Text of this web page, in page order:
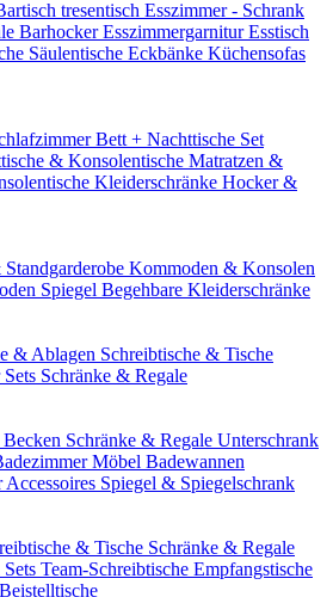
tresentisch Esszimmer - Schrank
BarhockerEsszimmergarniturEsstisch
Säulentische Eckbänke Küchensofas
Bett + Nachttische Set
& Konsolentische Matratzen &
Kleiderschränke Hocker &
Kommoden & Konsolen
Spiegel Begehbare Kleiderschränke
& Ablagen Schreibtische & Tische
Schränke & Regale
Schränke & Regale Unterschrank
Möbel Badewannen
Accessoires Spiegel & Spiegelschrank
& Tische Schränke & Regale
Sets Team-Schreibtische Empfangstische